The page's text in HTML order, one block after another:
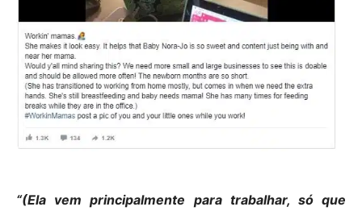
“(Ela vem principalmente para trabalhar, só que